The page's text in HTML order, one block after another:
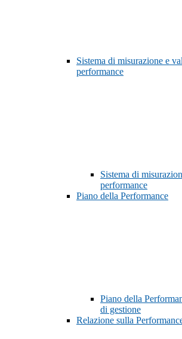
Sistema di misurazione e
performance
Sistema di
performance
Piano della Performance
Piano della
di gestione
Relazione sulla